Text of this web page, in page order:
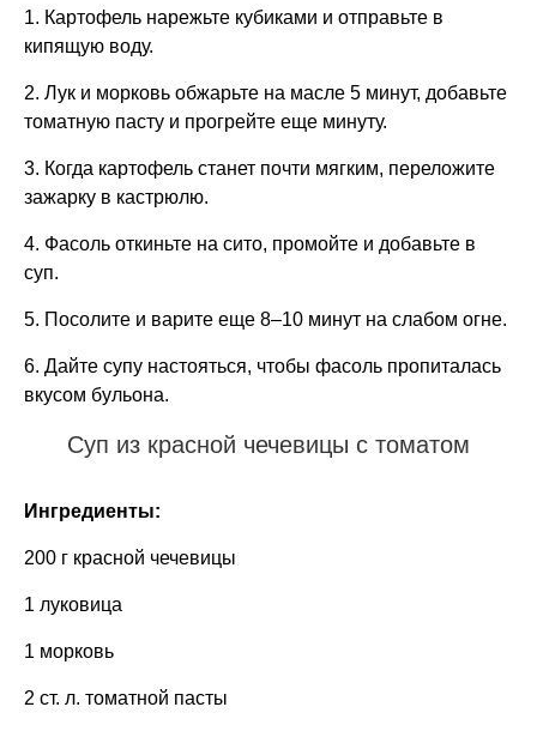
1. Картофель нарежьте кубиками и отправьте в
кипящую воду.
2. Лук и морковь обжарьте на масле 5 минут, добавьте
томатную пасту и прогрейте еще минуту.
3. Когда картофель станет почти мягким, переложите
зажарку в кастрюлю.
4. Фасоль откиньте на сито, промойте и добавьте в
суп.
5. Посолите и варите еще 8–10 минут на слабом огне.
6. Дайте супу настояться, чтобы фасоль пропиталась
вкусом бульона.
Суп из красной чечевицы с томатом
Ингредиенты:
200 г красной чечевицы
1 луковица
1 морковь
2 ст. л. томатной пасты